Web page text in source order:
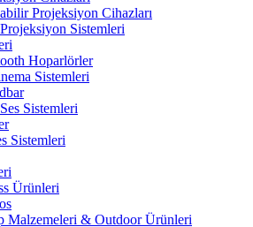
Projeksiyon Cihazları
Sistemleri
Hoparlörler
Sistemleri
Sistemleri
Sistemleri
Ürünleri
Malzemeleri & Outdoor Ürünleri